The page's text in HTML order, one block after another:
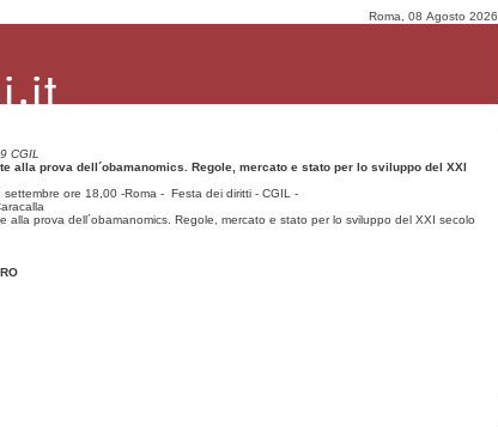
Roma, 08 Agosto 2026
CGIL
alla prova dell´obamanomics. Regole, mercato e stato per lo sviluppo del XXI
settembre ore 18,00 -Roma - Festa dei diritti - CGIL -
alla prova dell´obamanomics. Regole, mercato e stato per lo sviluppo del XXI secolo